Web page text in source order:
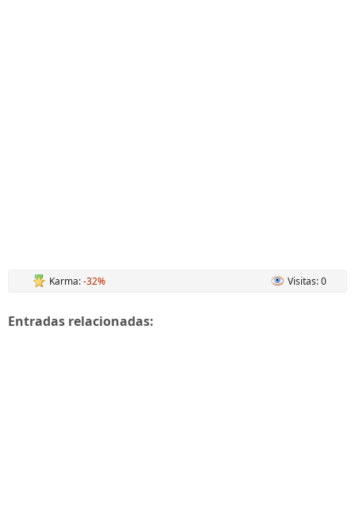
Karma:-32% Visitas: 0
Entradas relacionadas: